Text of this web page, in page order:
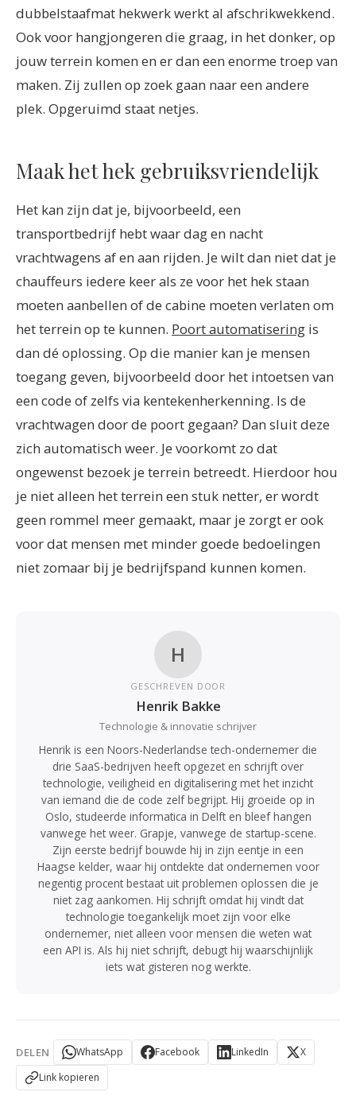
dubbelstaafmat hekwerk werkt al afschrikwekkend.
Ook voor hangjongeren die graag, in het donker, op
jouw terrein komen en er dan een enorme troep van
maken. Zij zullen op zoek gaan naar een andere
plek. Opgeruimd staat netjes.
Maak het hek gebruiksvriendelijk
Het kan zijn dat je, bijvoorbeeld, een
transportbedrijf hebt waar dag en nacht
vrachtwagens af en aan rijden. Je wilt dan niet dat je
chauffeurs iedere keer als ze voor het hek staan
moeten aanbellen of de cabine moeten verlaten om
het terrein op te kunnen. Poort automatisering is
dan dé oplossing. Op die manier kan je mensen
toegang geven, bijvoorbeeld door het intoetsen van
een code of zelfs via kentekenherkenning. Is de
vrachtwagen door de poort gegaan? Dan sluit deze
zich automatisch weer. Je voorkomt zo dat
ongewenst bezoek je terrein betreedt. Hierdoor hou
je niet alleen het terrein een stuk netter, er wordt
geen rommel meer gemaakt, maar je zorgt er ook
voor dat mensen met minder goede bedoelingen
niet zomaar bij je bedrijfspand kunnen komen.
H
GESCHREVEN DOOR
Henrik Bakke
Technologie & innovatie schrijver
Henrik is een Noors-Nederlandse tech-ondernemer die
drie SaaS-bedrijven heeft opgezet en schrijft over
technologie, veiligheid en digitalisering met het inzicht
van iemand die de code zelf begrijpt. Hij groeide op in
Oslo, studeerde informatica in Delft en bleef hangen
vanwege het weer. Grapje, vanwege de startup-scene.
Zijn eerste bedrijf bouwde hij in zijn eentje in een
Haagse kelder, waar hij ontdekte dat ondernemen voor
negentig procent bestaat uit problemen oplossen die je
niet zag aankomen. Hij schrijft omdat hij vindt dat
technologie toegankelijk moet zijn voor elke
ondernemer, niet alleen voor mensen die weten wat
een API is. Als hij niet schrijft, debugt hij waarschijnlijk
iets wat gisteren nog werkte.
DELEN WhatsApp Facebook LinkedIn
X
Link kopieren